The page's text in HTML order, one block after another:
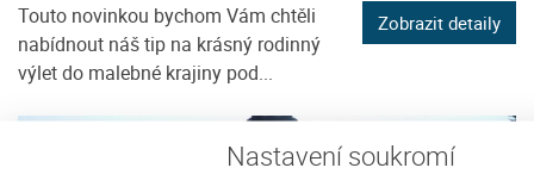
Nastavení soukromí
Touto novinkou bychom Vám chtěli
nabídnout náš tip na krásný rodinný
výlet do malebné krajiny pod...
Zobrazit detaily